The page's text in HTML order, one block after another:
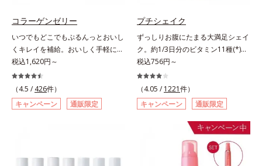
「マスカット風味」、ピーチの甘い
香りと爽やかな甘味が楽しめる「ピ
ーチ風味」の3種のフレーバーをご
用意。その日の気分に合わせてチョ
イスできるから、より飽きにくく、
水なしで飲めるから、毎日手軽にお
いしく続けられます。*1 販売商品
として。*2 許可表示：本品に含ま
れて丸い粉体になる「バウンスロー
上で転がりやすく、ひと塗りでふわ
っとのび広がります。
コラーゲンゼリー
いつでもどこでもぷるんっとおいし
くキレイを補給。おいしく手軽にキ
レイをチャージ！ おやつ感覚でハ
リと弾力のある毎日に欠かせない人
気のコラーゲンを補給できる、ステ
ィック型ゼリーです。吸収が早い、
分子の小さなコラーゲンが1袋にた
B6も加えました。コラーゲン特有
税込1,620円～
（4.5 / 426件）
キャンペーン
通販限定
プチシェイク
ずっしりお腹にたまる大満足シェイ
ク。約1/3日分のビタミン11種(*)・
鉄分・食物繊維配合でダイエットと
美容をしっかりサポート。食事とお
きかえるだけで簡単にカロリーを抑
えつつ、果実のいいところをまるご
と使って栄養バランスUP。食物繊
維やビタミン、鉄分などの不足しが
ちな栄養素をチャージして、健康的
なダイエットを後押しします。さら
に牛乳以外に、豆乳やヨーグルトに
税込756円～
（4.05 / 1221件）
キャンペーン
通販限定